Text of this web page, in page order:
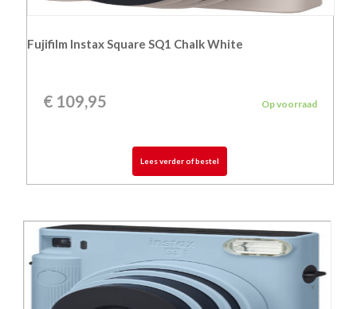
Fujifilm Instax Square SQ1 Chalk White
€109,95 Op voorraad
Lees verder of bestel